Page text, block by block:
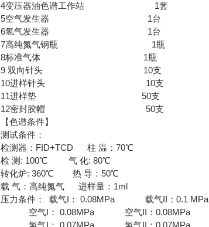
4变压器油色谱工作站 1套
5空气发生器 1台
6氢气发生器 1台
7高纯氮气钢瓶 1瓶
8标准气体 1瓶
9 双向针头 10支
10进样针头 10支
11进样垫 50支
12密封胶帽 50支
【色谱条件】
测试条件：
检测器：FID+TCD 柱 温：70℃
检 测: 100℃ 气 化: 80℃
转化炉: 360℃ 热 导：50℃
载 气：高纯氮气 进样量：1ml
压力条件： 载气I： 0.08MPa 载气II：0.1 MPa
空气I： 0.08MPa 空气II：0.08MPa
氢气I： 0.07MPa 氢气II：0.07MPa